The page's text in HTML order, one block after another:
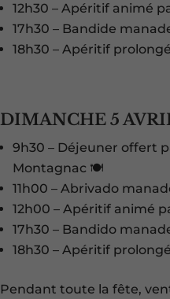
12h30 – Apéritif animé
17h30 – Bandide
18h30 – Apéritif
DIMANCHE 5
9h30 – Déjeuner offert
Montagnac 🍽️
11h00 – Abrivado
12h00 – Apéritif animé
17h30 – Bandido
18h30 – Apéritif prolongé
Pendant toute la fête,